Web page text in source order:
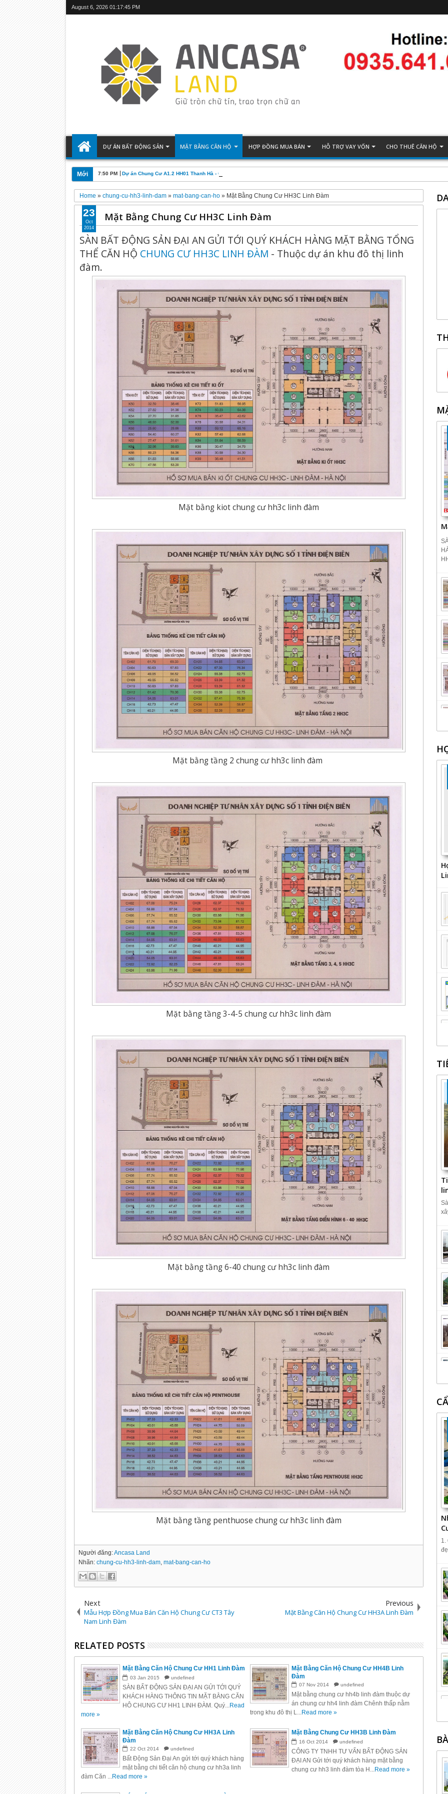
August 6, 2026 01:17:47 PM
DỰ ÁN BẤT ĐỘNG SẢN MẶT BẰNG CĂN HỘ HỢP ĐỒNG MUA BÁN HỖ TRỢ VAY VỐN CHO THUÊ CĂN HỘ
Mới 7:50 PM Dự án Chung Cư A1.2 HH01 Thanh Hà - Căn Hộ Giá Rẻ Hà Đông
Home »chung-cu-hh3-linh-dam »mat-bang-can-ho » Mặt Bằng Chung Cư HH3C Linh Đàm
Mặt Bằng Chung Cư HH3C Linh Đàm
SÀN BẤT ĐỘNG SẢN ĐẠI AN GỬI TỚI QUÝ KHÁCH HÀNG MẶT BẰNG TỔNG
THỂ CĂN HỘ CHUNG CƯ HH3C LINH ĐÀM - Thuộc dự án khu đô thị linh
đàm.
Mặt bằng kiot chung cư hh3c linh đàm
Mặt bằng tầng 2 chung cư hh3c linh đàm
Mặt bằng tầng 3-4-5 chung cư hh3c linh đàm
Mặt bằng tầng 6-40 chung cư hh3c linh đàm
Mặt bằng tầng penthuose chung cư hh3c linh đàm
23
Oct
2014
Người đăng:Ancasa Land
Nhãn:chung-cu-hh3-linh-dam ,mat-bang-can-ho
Next
Mẫu Hợp Đồng Mua Bán Căn Hộ Chung Cư CT3 Tây
Nam Linh Đàm
Previous
Mặt Bằng Căn Hộ Chung Cư HH3A Linh Đàm
RELATED POSTS
Mặt Bằng Căn Hộ Chung Cư HH1 Linh Đàm
03 Jan 2015 undefined
SÀN BẤT ĐỘNG SẢN ĐẠI AN GỬI TỚI QUÝ
KHÁCH HÀNG THÔNG TIN MẶT BẰNG CĂN
HÔ CHUNG CƯ HH1 LINH ĐÀM. Quý... Read
more »
Mặt Bằng Căn Hộ Chung Cư HH4B Linh
Đàm
07 Nov 2014 undefined
Mặt bằng chung cư hh4b linh đàm thuộc dự
án chung cư hh4 linh đàm Chênh thấp nằm
trong khu đô thị L... Read more »
Mặt Bằng Căn Hộ Chung Cư HH3A Linh
Đàm
22 Oct 2014 undefined
Bất Động Sản Đại An gửi tới quý khách hàng
mặt bằng chi tiết căn hộ chung cư hh3a linh
đàm Căn ... Read more »
Mặt Bằng Chung Cư HH3B Linh Đàm
16 Oct 2014 undefined
CÔNG TY TNHH TƯ VẤN BẤT ĐỘNG SẢN
ĐẠI AN Gửi tới quý khách hàng mặt bằng
chung cư hh3 linh đàm tòa H... Read more »
1.